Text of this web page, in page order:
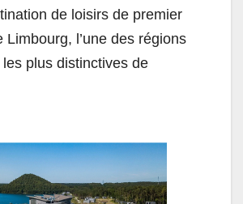
de loisirs de premier
Limbourg, l’une des régions
plus distinctives de